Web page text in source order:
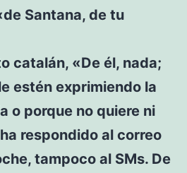
Santana, de tu
catalán, «De él, nada;
estén exprimiendo la
o porque no quiere ni
respondido al correo
tampoco al SMs. De